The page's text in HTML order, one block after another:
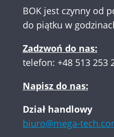
BOK jest czynny od
do piątku w
Zadzwoń do nas:
telefon: +48 513 253
Napisz do nas:
Dział handlowy
biuro@mega-